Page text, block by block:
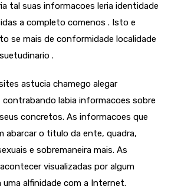
tal suas informacoes leria identidade
a completo comenos . Isto e
se mais de conformidade localidade
.
astucia chamego alegar
labia informacoes sobre
concretos. As informacoes que
abarcar o titulo da ente, quadra,
e sobremaneira mais. As
visualizadas por algum
alfinidade com a Internet.